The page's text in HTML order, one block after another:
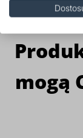
mogą